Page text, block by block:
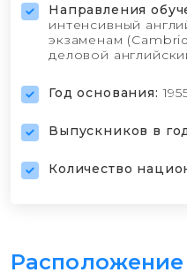
Направления
интенсивный
экзаменам
деловой
Год основания:
Выпускников в
Количество
Расположение